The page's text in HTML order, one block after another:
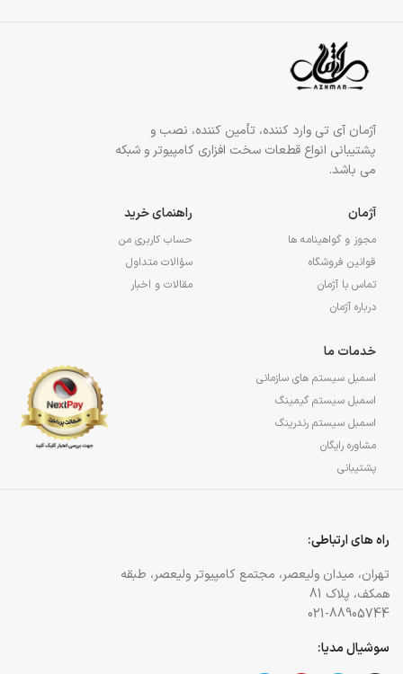
آژمان آی تی وارد کننده، تأمین کننده، نصب و
پشتیبانی انواع قطعات سخت افزاری کامپیوتر و شبکه
می باشد.
آژمان
مجوز و گواهینامه ها
قوانین فروشگاه
تماس با آژمان
درباره آژمان
راهنمای خرید
حساب کاربری من
سؤالات متداول
مقالات و اخبار
خدمات ما
اسمبل سیستم های سازمانی
اسمبل سیستم گیمینگ
اسمبل سیستم رندرینگ
مشاوره رایگان
پشتیبانی
راه های ارتباطی:
تهران، میدان ولیعصر، مجتمع کامپیوتر ولیعصر، طبقه
همکف، پلاک 81
021-88905744
سوشیال مدیا: